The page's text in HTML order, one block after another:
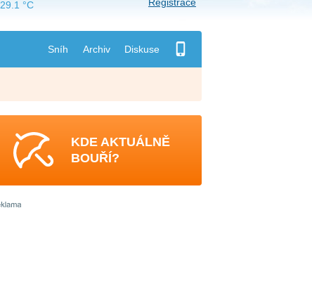
Sníh Archiv Diskuse
29.1 °C
KDE AKTUÁLNĚ
BOUŘÍ?